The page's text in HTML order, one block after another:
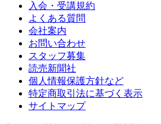
入会・受講規約
よくある質問
会社案内
お問い合わせ
スタッフ募集
読売新聞社
個人情報保護方針など
特定商取引法に基づく表示
サイトマップ